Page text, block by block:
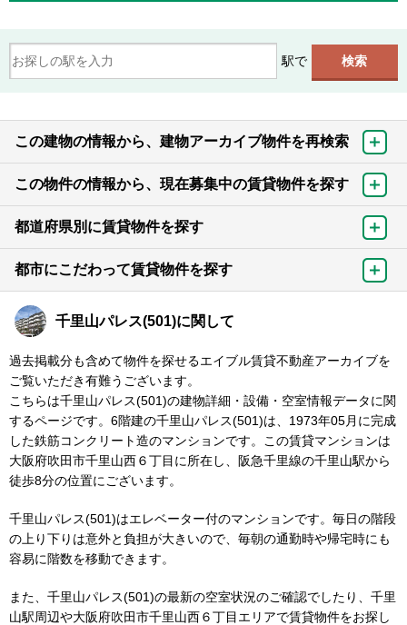
駅で
この建物の情報から、建物アーカイブ物件を再検索
この物件の情報から、現在募集中の賃貸物件を探す
都道府県別に賃貸物件を探す
都市にこだわって賃貸物件を探す
千里山パレス(501)に関して
過去掲載分も含めて物件を探せるエイブル賃貸不動産アーカイブを
ご覧いただき有難うございます。
こちらは千里山パレス(501)の建物詳細・設備・空室情報データに関
するページです。6階建の千里山パレス(501)は、1973年05月に完成
した鉄筋コンクリート造のマンションです。この賃貸マンションは
大阪府吹田市千里山西６丁目に所在し、阪急千里線の千里山駅から
徒歩8分の位置にございます。
千里山パレス(501)はエレベーター付のマンションです。毎日の階段
の上り下りは意外と負担が大きいので、毎朝の通勤時や帰宅時にも
容易に階数を移動できます。
また、千里山パレス(501)の最新の空室状況のご確認でしたり、千里
山駅周辺や大阪府吹田市千里山西６丁目エリアで賃貸物件をお探し